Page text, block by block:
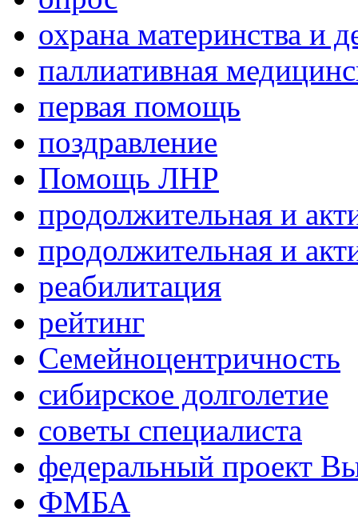
охрана материнства и
паллиативная
первая помощь
поздравление
Помощь ЛНР
продолжительная и
продолжительная и
реабилитация
рейтинг
Семейноцентричность
сибирское долголетие
советы специалиста
федеральный проект
ФМБА